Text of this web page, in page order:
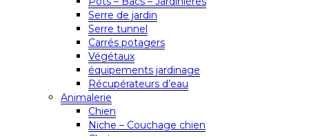
Serre de jardin
Serre tunnel
Carrés potagers
Végétaux
équipements jardinage
Récupérateurs d’eau
Animalerie
Chien
Niche – Couchage chien